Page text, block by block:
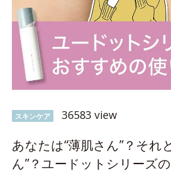
スキンケア 36583 view
あなたは“薄肌さん”？それ
ん”？ユードットシリーズ